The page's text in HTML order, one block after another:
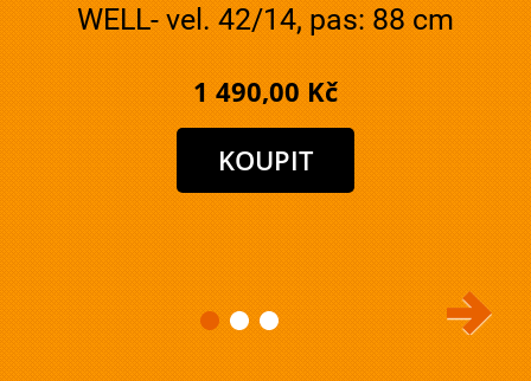
WELL- vel. 42/14, pas: 88 cm
1 490,00 Kč